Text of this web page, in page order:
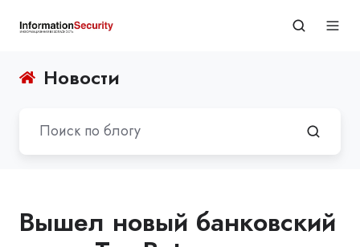
Новости
Вышел новый банковский